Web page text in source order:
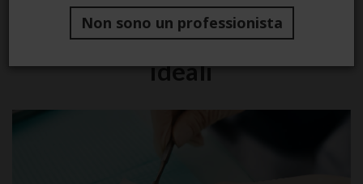
Cementi dentali per protesi:
proprietà e caratteristiche
ideali
Non sono un professionista